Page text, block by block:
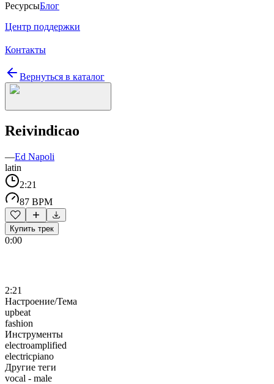
РесурсыБлог
Центр поддержки
Контакты
Вернуться в каталог
Reivindicao
—Ed Napoli
latin
2:21
87 BPM
Купить трек
0:00
2:21
Настроение/Тема
upbeat
fashion
Инструменты
electroamplified
electricpiano
Другие теги
vocal - male